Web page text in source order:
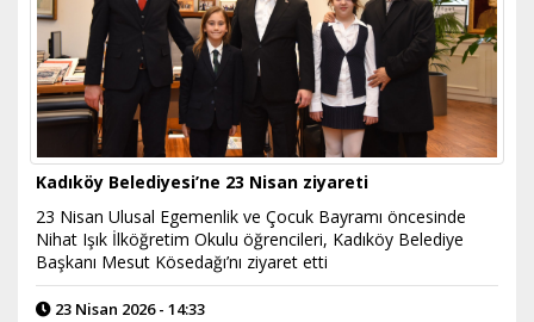
Kadıköy Belediyesi’ne 23 Nisan ziyareti
23 Nisan Ulusal Egemenlik ve Çocuk Bayramı öncesinde
Nihat Işık İlköğretim Okulu öğrencileri, Kadıköy Belediye
Başkanı Mesut Kösedağı’nı ziyaret etti
23 Nisan 2026 - 14:33